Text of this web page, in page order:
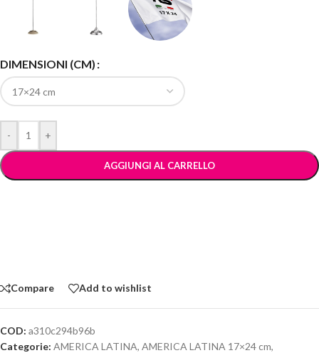
DIMENSIONI (CM)
- +
AGGIUNGI AL CARRELLO
Compare Add to wishlist
COD: a310c294b96b
Categorie: AMERICA LATINA, AMERICA LATINA 17×24 cm,